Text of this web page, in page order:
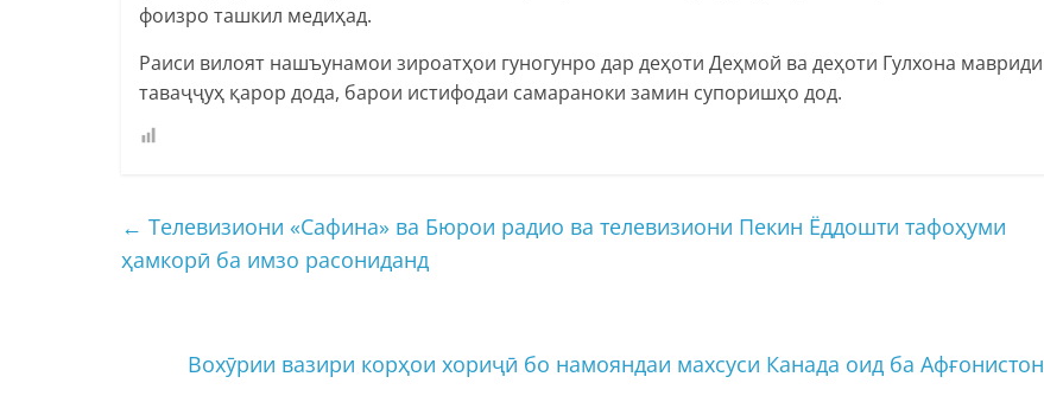
фоизро ташкил медиҳад.
Раиси вилоят нашъунамои зироатҳои гуногунро дар деҳоти Деҳмой ва деҳоти Гулхона мавриди
таваҷҷуҳ қарор дода, барои истифодаи самараноки замин супоришҳо дод.
← Телевизиони «Сафина» ва Бюрои радио ва телевизиони Пекин Ёддошти тафоҳуми
ҳамкорӣ ба имзо расониданд
Вохӯрии вазири корҳои хориҷӣ бо намояндаи махсуси Канада оид ба Афғонистон